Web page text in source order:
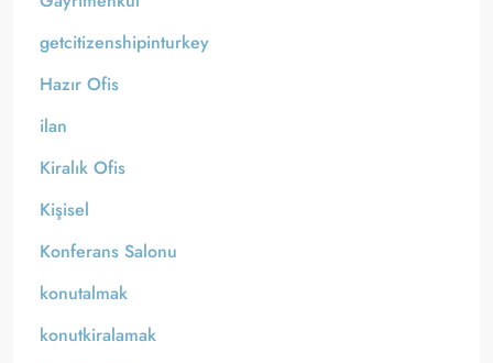
getcitizenshipinturkey
Hazır Ofis
ilan
Kiralık Ofis
Kişisel
Konferans Salonu
konutalmak
konutkiralamak